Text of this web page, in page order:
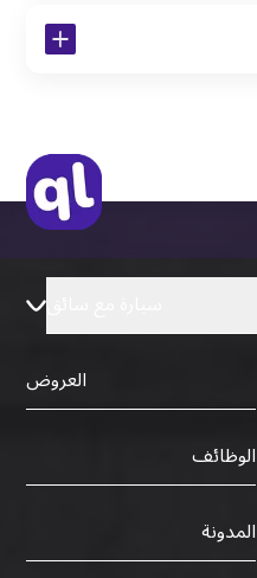
العروض
الوظائف
المدونة